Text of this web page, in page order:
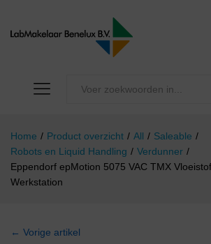
Home / Product overzicht / All / Saleable /
Robots en Liquid Handling / Verdunner /
Eppendorf epMotion 5075 VAC TMX
Werkstation
← Vorige artikel